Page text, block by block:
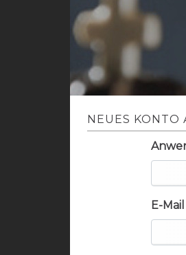
NEUES KONTO
E-Mail